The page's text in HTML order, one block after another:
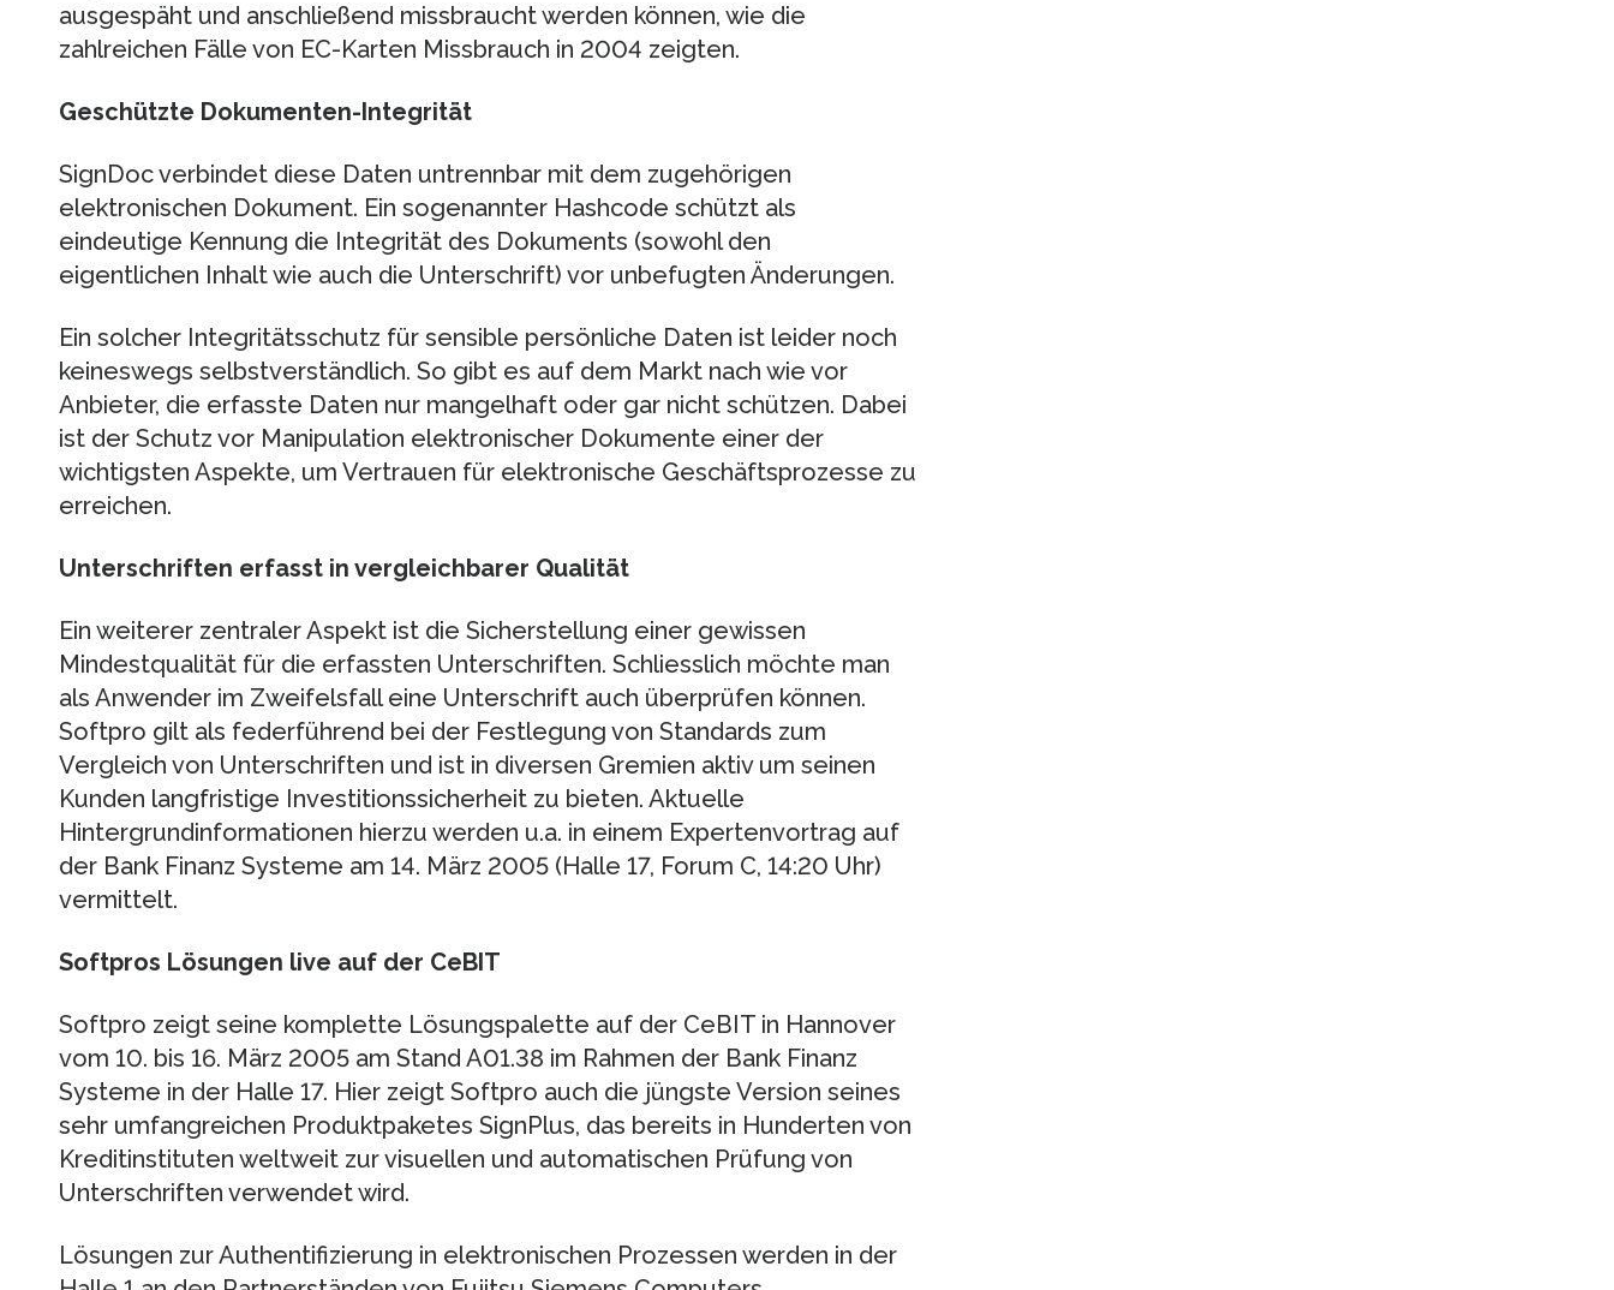
ausgespäht und anschließend missbraucht werden können, wie die
zahlreichen Fälle von EC-Karten Missbrauch in 2004 zeigten.
Geschützte Dokumenten-Integrität
SignDoc verbindet diese Daten untrennbar mit dem zugehörigen
elektronischen Dokument. Ein sogenannter Hashcode schützt als
eindeutige Kennung die Integrität des Dokuments (sowohl den
eigentlichen Inhalt wie auch die Unterschrift) vor unbefugten Änderungen.
Ein solcher Integritätsschutz für sensible persönliche Daten ist leider noch
keineswegs selbstverständlich. So gibt es auf dem Markt nach wie vor
Anbieter, die erfasste Daten nur mangelhaft oder gar nicht schützen. Dabei
ist der Schutz vor Manipulation elektronischer Dokumente einer der
wichtigsten Aspekte, um Vertrauen für elektronische Geschäftsprozesse zu
erreichen.
Unterschriften erfasst in vergleichbarer Qualität
Ein weiterer zentraler Aspekt ist die Sicherstellung einer gewissen
Mindestqualität für die erfassten Unterschriften. Schliesslich möchte man
als Anwender im Zweifelsfall eine Unterschrift auch überprüfen können.
Softpro gilt als federführend bei der Festlegung von Standards zum
Vergleich von Unterschriften und ist in diversen Gremien aktiv um seinen
Kunden langfristige Investitionssicherheit zu bieten. Aktuelle
Hintergrundinformationen hierzu werden u.a. in einem Expertenvortrag auf
der Bank Finanz Systeme am 14. März 2005 (Halle 17, Forum C, 14:20 Uhr)
vermittelt.
Softpros Lösungen live auf der CeBIT
Softpro zeigt seine komplette Lösungspalette auf der CeBIT in Hannover
vom 10. bis 16. März 2005 am Stand A01.38 im Rahmen der Bank Finanz
Systeme in der Halle 17. Hier zeigt Softpro auch die jüngste Version seines
sehr umfangreichen Produktpaketes SignPlus, das bereits in Hunderten von
Kreditinstituten weltweit zur visuellen und automatischen Prüfung von
Unterschriften verwendet wird.
Lösungen zur Authentifizierung in elektronischen Prozessen werden in der